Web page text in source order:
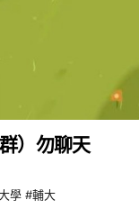
）勿聊天
學 #輔大